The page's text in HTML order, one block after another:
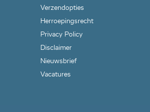
Verzendopties
Herroepingsrecht
Privacy Policy
Disclaimer
Nieuwsbrief
Vacatures